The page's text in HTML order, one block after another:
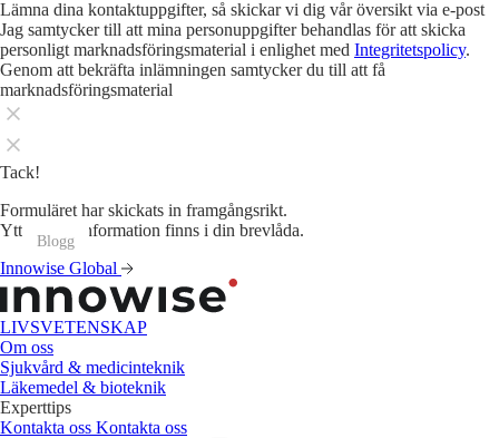
Lämna dina kontaktuppgifter, så skickar vi dig vår översikt via e-post
Jag samtycker till att mina personuppgifter behandlas för att skicka
personligt marknadsföringsmaterial i enlighet med Integritetspolicy.
Genom att bekräfta inlämningen samtycker du till att få
marknadsföringsmaterial
Tack!
Formuläret har skickats in framgångsrikt.
Ytterligare information finns i din brevlåda.
Innowise Global
LIVSVETENSKAP
Om oss
Sjukvård & medicinteknik
Läkemedel & bioteknik
Experttips
Kontakta oss Kontakta oss
Blogg
Blogg
Blogg
Blogg
Blogg
Blogg
Blogg
Blogg
Blogg
Blogg
Blogg
Blogg